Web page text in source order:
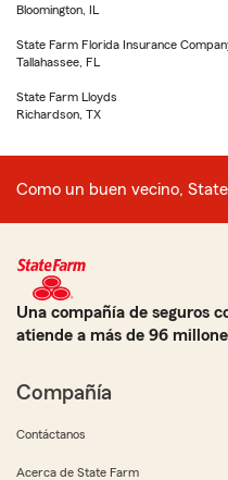
Bloomington, IL
State Farm Florida Insurance
Tallahassee, FL
State Farm Lloyds
Richardson, TX
Como un buen vecino,
Una compañía de seguros
atiende a más de 96
Compañía
Contáctanos
Acerca de State Farm